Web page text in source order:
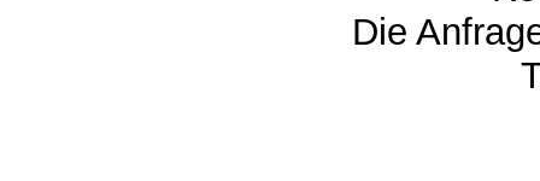
Die